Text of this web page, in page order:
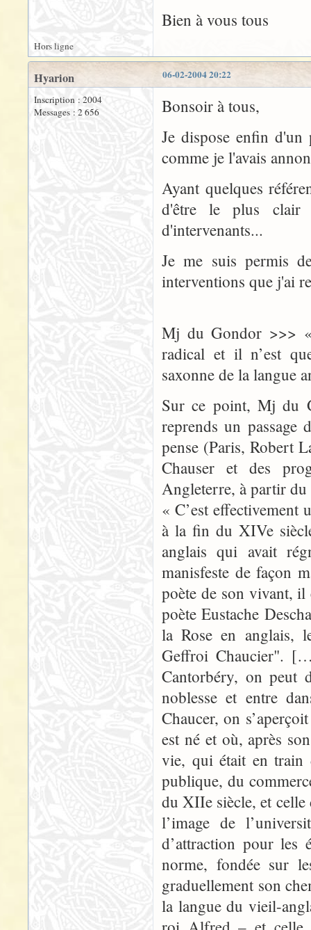
Bien à vous tous
Hors ligne
06-02-2004 20:22
Hyarion
Inscription : 2004
Messages : 2 656
Bonsoir à tous,
Je dispose enfin
comme je l'avais
Ayant quelques
d'être le plus clair
d'intervenants...
Je me suis permis
interventions que j'ai
Mj du Gondor >>> «
radical et il n’est
saxonne de la langue
Sur ce point, Mj du
reprends un
pense (Paris, Robert
Chauser et des
Angleterre, à partir
« C’est effectivement
à la fin du XIVe
anglais qui avait
manisfeste de façon
poète de son vivant,
poète Eustache
la Rose en anglais,
Geffroi Chaucier".
Cantorbéry, on peut
noblesse et entre
Chaucer, on
est né et où, après
vie, qui était en train
publique, du
du XIIe siècle, et celle
l’image de
d’attraction pour les
norme, fondée sur
graduellement son
la langue du vieil-